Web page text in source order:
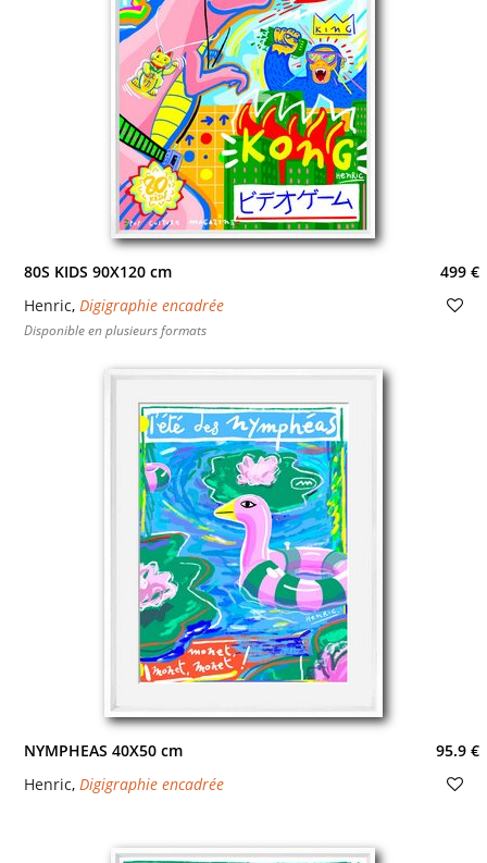
80S KIDS 90X120 cm
499 €
Henric, Digigraphie encadrée
Disponible en plusieurs formats
NYMPHEAS 40X50 cm
95.9 €
Henric, Digigraphie encadrée